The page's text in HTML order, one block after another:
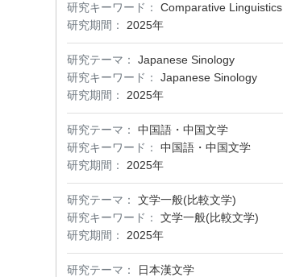
研究キーワード：
Comparative Linguistics
研究期間：
2025年
研究テーマ：
Japanese Sinology
研究キーワード：
Japanese Sinology
研究期間：
2025年
研究テーマ：
中国語・中国文学
研究キーワード：
中国語・中国文学
研究期間：
2025年
研究テーマ：
文学一般(比較文学)
研究キーワード：
文学一般(比較文学)
研究期間：
2025年
研究テーマ：
日本漢文学